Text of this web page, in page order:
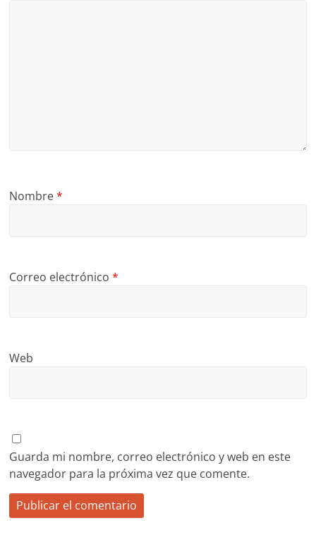
Nombre*
Correo electrónico*
Web
Guarda mi nombre, correo electrónico y web en este
navegador para la próxima vez que comente.